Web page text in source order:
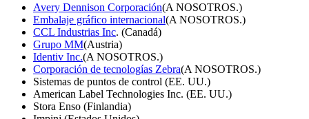
Avery Dennison Corporación(A NOSOTROS.)
Embalaje gráfico internacional(A NOSOTROS.)
CCL Industrias Inc. (Canadá)
Grupo MM(Austria)
Identiv Inc.(A NOSOTROS.)
Corporación de tecnologías Zebra(A NOSOTROS.)
Sistemas de puntos de control (EE. UU.)
American Label Technologies Inc. (EE. UU.)
Stora Enso (Finlandia)